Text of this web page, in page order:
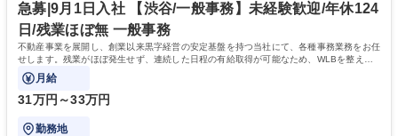
急募|9月1日入社 【渋谷/一般事務】未経験歓迎/年休124
日/残業ほぼ無 一般事務
不動産事業を展開し、創業以来黒字経営の安定基盤を持つ当社にて、各種事務業務をお任
せします。残業がほぼ発生せず、連続した日程の有給取得が可能なため、WLBを整えた
い方にお勧めの環境です！
月給
31万円～33万円
勤務地